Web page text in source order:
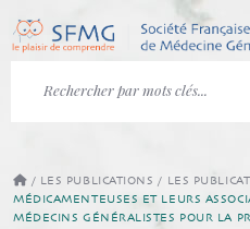
/ LES PUBLICATIONS / LES
MÉDICAMENTEUSES ET LEURS
MÉDECINS GÉNÉRALISTES POUR LA